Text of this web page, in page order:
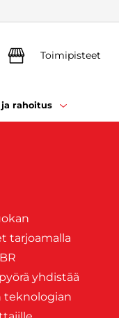
Toimipisteet
rahoitus
tarjoamalla
yhdistää
teknologian